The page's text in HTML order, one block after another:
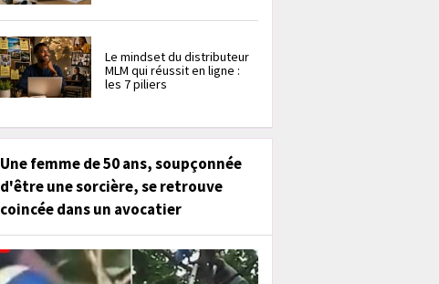
Le mindset du distributeur
MLM qui réussit en ligne :
les 7 piliers
Une femme de 50 ans, soupçonnée
d'être une sorcière, se retrouve
coincée dans un avocatier